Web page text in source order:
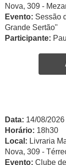
Nova, 309 -
Evento: Sessão
Grande Sertão"
Participante:
Data: 14/08/2026
Horário: 18h30
Local: Livraria
Nova, 309 -
Evento: Clube